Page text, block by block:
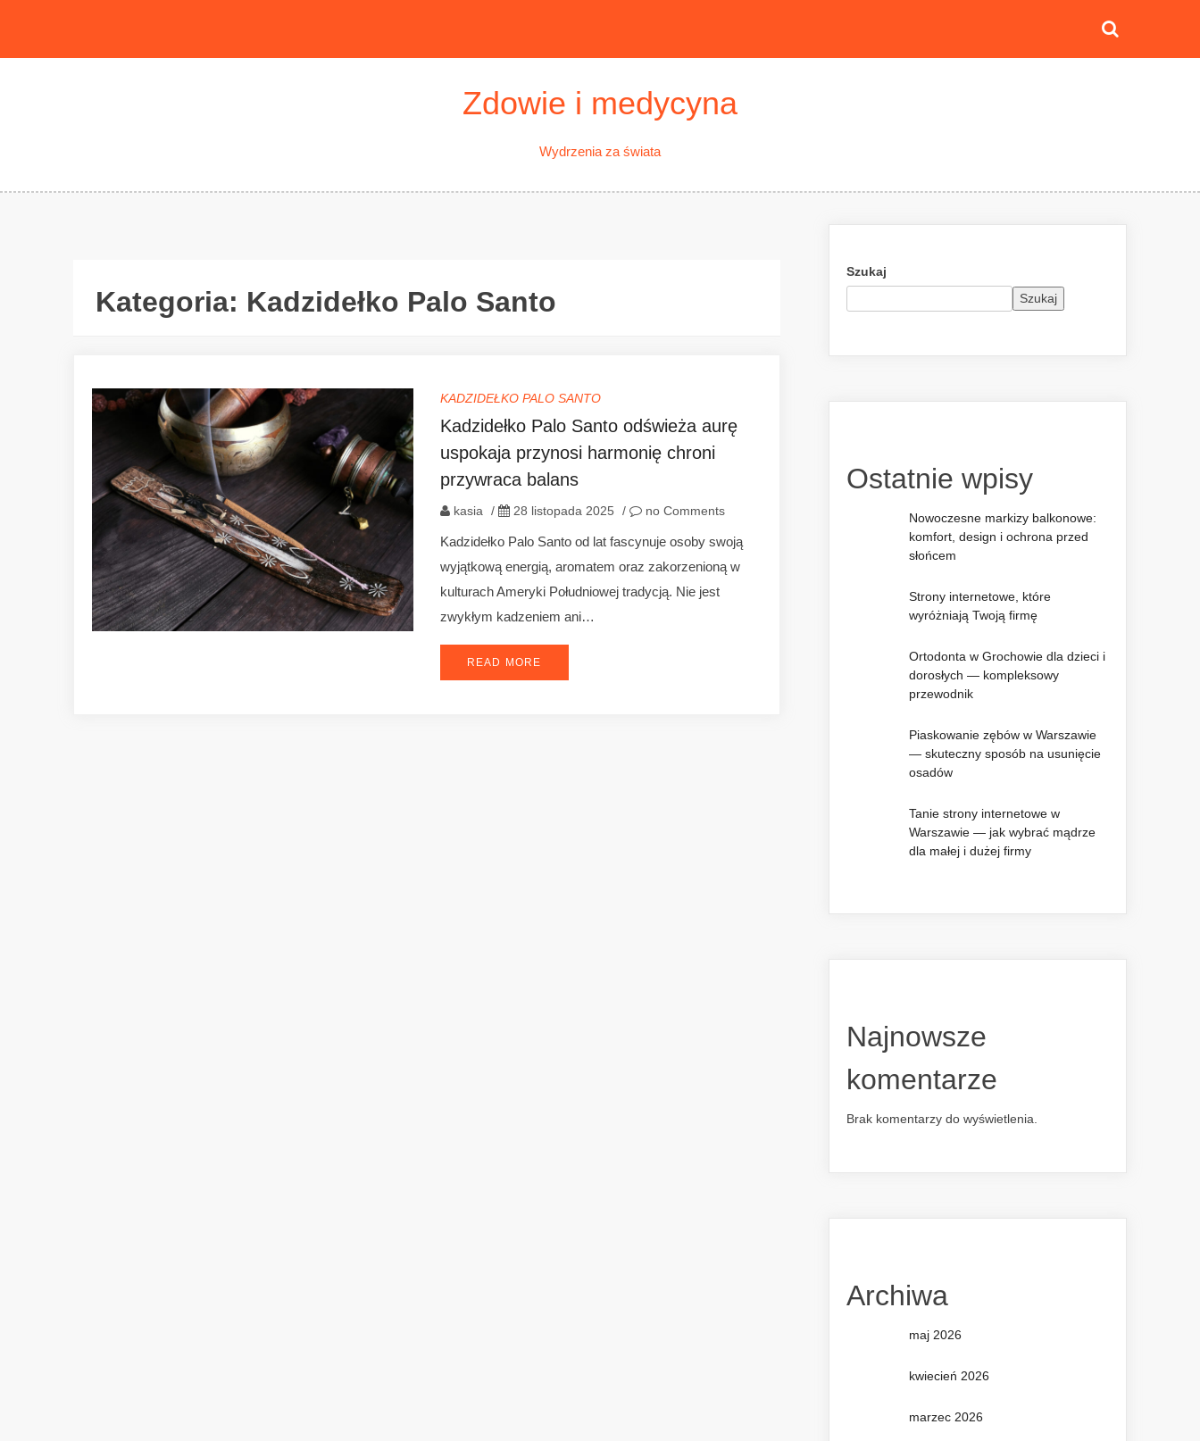
Zdowie i medycyna
Wydrzenia za świata
Kategoria: Kadzidełko Palo Santo
KADZIDEŁKO PALO SANTO
Kadzidełko Palo Santo odświeża aurę
uspokaja przynosi harmonię chroni
przywraca balans
kasia / 28 listopada 2025 / no Comments
Kadzidełko Palo Santo od lat fascynuje osoby swoją
wyjątkową energią, aromatem oraz zakorzenioną w
kulturach Ameryki Południowej tradycją. Nie jest
zwykłym kadzeniem ani…
READ MORE
Szukaj
Szukaj
Ostatnie wpisy
Nowoczesne markizy balkonowe:
komfort, design i ochrona przed
słońcem
Strony internetowe, które
wyróżniają Twoją firmę
Ortodonta w Grochowie dla dzieci i
dorosłych — kompleksowy
przewodnik
Piaskowanie zębów w Warszawie
— skuteczny sposób na usunięcie
osadów
Tanie strony internetowe w
Warszawie — jak wybrać mądrze
dla małej i dużej firmy
Najnowsze
komentarze
Brak komentarzy do wyświetlenia.
Archiwa
maj 2026
kwiecień 2026
marzec 2026